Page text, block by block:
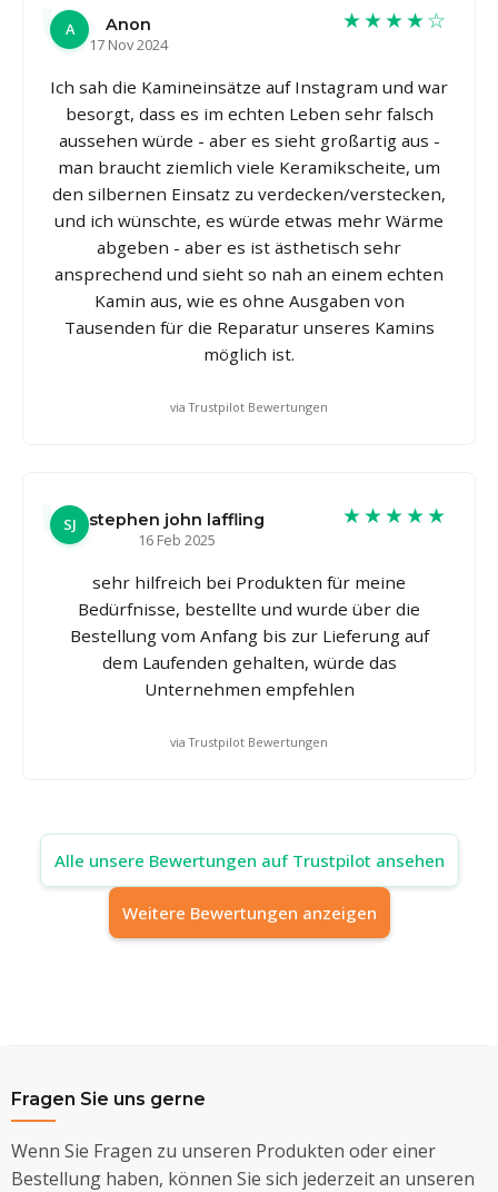
A
Anon
17 Nov 2024
★★★★☆
Ich sah die Kamineinsätze auf Instagram und war
besorgt, dass es im echten Leben sehr falsch
aussehen würde - aber es sieht großartig aus -
man braucht ziemlich viele Keramikscheite, um
den silbernen Einsatz zu verdecken/verstecken,
und ich wünschte, es würde etwas mehr Wärme
abgeben - aber es ist ästhetisch sehr
ansprechend und sieht so nah an einem echten
Kamin aus, wie es ohne Ausgaben von
Tausenden für die Reparatur unseres Kamins
möglich ist.
via Trustpilot Bewertungen
SJ
stephen john laffling
16 Feb 2025
★★★★★
sehr hilfreich bei Produkten für meine
Bedürfnisse, bestellte und wurde über die
Bestellung vom Anfang bis zur Lieferung auf
dem Laufenden gehalten, würde das
Unternehmen empfehlen
via Trustpilot Bewertungen
Alle unsere Bewertungen auf Trustpilot ansehen
Weitere Bewertungen anzeigen
Fragen Sie uns gerne
Wenn Sie Fragen zu unseren Produkten oder einer
Bestellung haben, können Sie sich jederzeit an unseren